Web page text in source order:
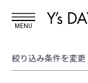
MENU
絞り込み条件を変更